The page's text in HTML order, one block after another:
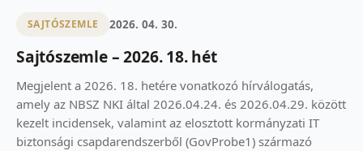
SAJTÓSZEMLE 2026. 04. 30.
Sajtószemle – 2026. 18. hét
Megjelent a 2026. 18. hetére vonatkozó hírválogatás,
amely az NBSZ NKI által 2026.04.24. és 2026.04.29. között
kezelt incidensek, valamint az elosztott kormányzati IT
biztonsági csapdarendszerből (GovProbe1) származó